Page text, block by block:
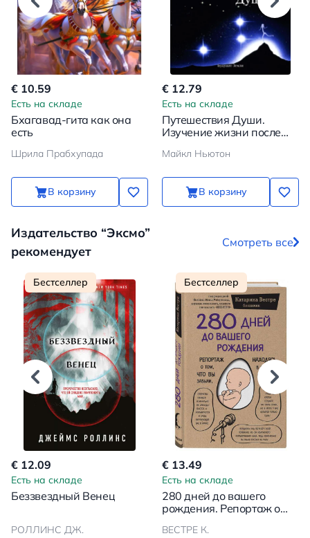
€ 10.59
Есть на складе
Бхагавад-гита как она
есть
Шрила Прабхупада
В корзину
€ 12.79
Есть на складе
Путешествия Души.
Изучение жизни после
Майкл Ньютон
В корзину
Издательство “Эксмо”
рекомендует
Смотреть все
Бестселлер
€ 12.09
Есть на складе
Беззвездный Венец
РОЛЛИНС ДЖ.
Бестселлер
€ 13.49
Есть на складе
280 дней до вашего
рождения. Репортаж о
находясь в эпицентре
ВЕСТРЕ К.